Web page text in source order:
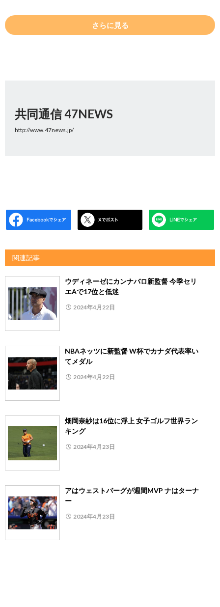
さらに見る
共同通信 47NEWS
http://www.47news.jp/
関連記事
ウディネーゼにカンナバロ新監督 今季セリ
エAで17位と低迷
2024年4月22日
NBAネッツに新監督 W杯でカナダ代表率い
てメダル
2024年4月22日
畑岡奈紗は16位に浮上 女子ゴルフ世界ラン
キング
2024年4月23日
アはウェストバーグが週間MVP ナはターナ
ー
2024年4月23日